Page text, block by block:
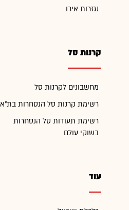
נגזרות אירו
קרנות סל
מחשבונים לקרנות סל
רשימת קרנות סל הנסחרות בת"א
רשימת תעודות סל הנסחרות
בשוקי עולם
עוד